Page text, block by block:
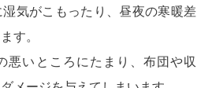
気がこもったり、昼夜の寒暖差
す。
悪いところにたまり、布団や収